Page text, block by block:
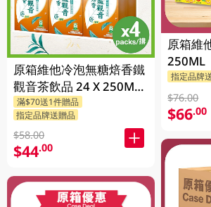
原箱維他冷泡無糖焙香鐵
觀音茶飲品 24 X 250ML
(新舊包裝隨機發貨)
滿$70送1件贈品
指定品牌送贈品
$58.00
$44.00
原箱維
250ML
指定品牌
$76.00
$66.00